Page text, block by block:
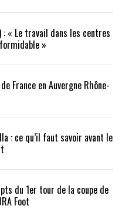
« Le travail dans les centres
»
France en Auvergne Rhône-
: ce qu’il faut savoir avant le
du 1er tour de la coupe de
Foot